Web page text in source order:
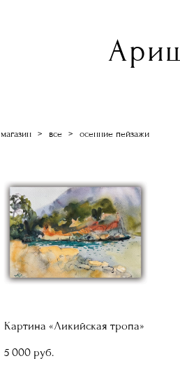
магазин > все > осенние пейзажи
Картина «Ликийская тропа»
5 000 pуб.